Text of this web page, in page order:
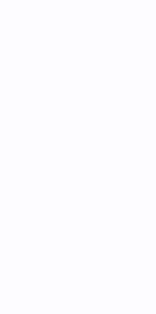
ーポン
クーポン
クーポン
クーポン
OFFクーポン
OFFクーポン